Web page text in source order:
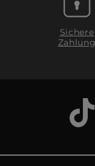
Sichere
Zahlung